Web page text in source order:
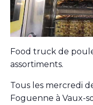
Food truck de
assortiments.
Tous les mercredi
Foguenne à Vaux-